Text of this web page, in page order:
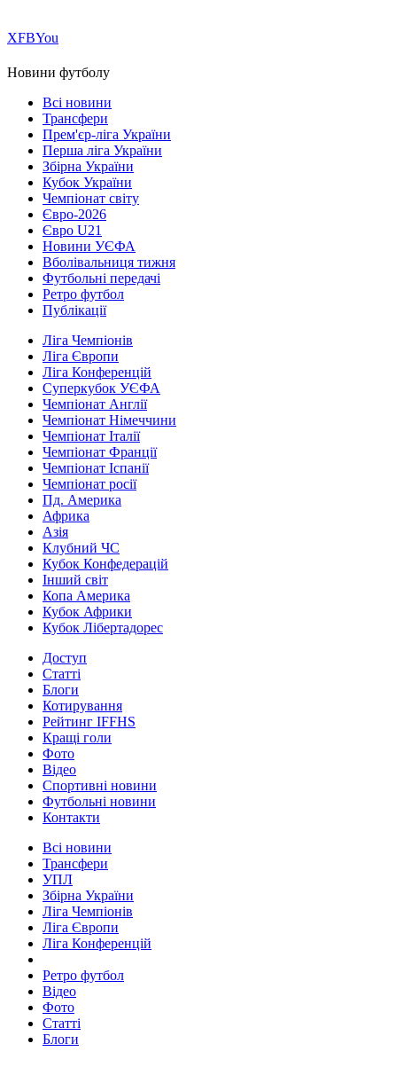
ХFBYou
Новини футболу
Всі новини
Трансфери
Прем'єр-ліга України
Перша ліга України
Збірна України
Кубок України
Чемпіонат світу
Євро-2026
Євро U21
Новини УЄФА
Вболівальниця тижня
Футбольні передачі
Ретро футбол
Публікації
Ліга Чемпіонів
Ліга Європи
Ліга Конференцій
Суперкубок УЄФА
Чемпіонат Англії
Чемпіонат Німеччини
Чемпіонат Італії
Чемпіонат Франції
Чемпіонат Іспанії
Чемпіонат росії
Пд. Америка
Африка
Азія
Клубний ЧС
Кубок Конфедерацій
Інший світ
Копа Америка
Кубок Африки
Кубок Лібертадорес
Доступ
Статті
Блоги
Котирування
Рейтинг IFFHS
Кращі голи
Фото
Відео
Спортивні новини
Футбольні новини
Контакти
Всі новини
Трансфери
УПЛ
Збірна України
Ліга Чемпіонів
Ліга Європи
Ліга Конференцій
Ретро футбол
Відео
Фото
Статті
Блоги